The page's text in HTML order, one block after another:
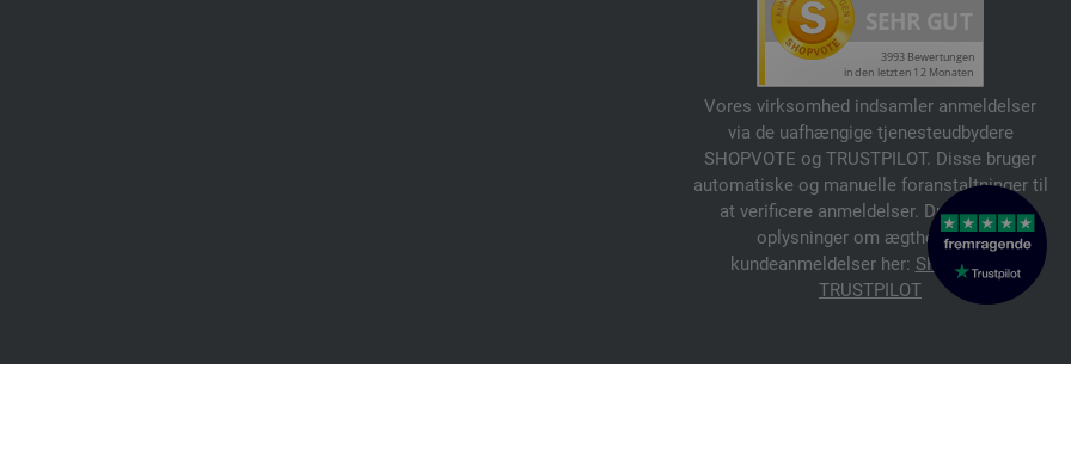
Vores virksomhed indsamler anmeldelser
via de uafhængige tjenesteudbydere
SHOPVOTE og TRUSTPILOT. Disse bruger
automatiske og manuelle foranstaltninger til
at verificere anmeldelser. Du kan finde
oplysninger om ægtheden af
kundeanmeldelser her: SHOPVOTE,
TRUSTPILOT